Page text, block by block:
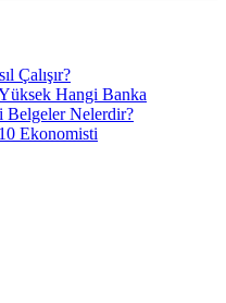
Çalışır?
Hangi Banka
Nelerdir?
Ekonomisti